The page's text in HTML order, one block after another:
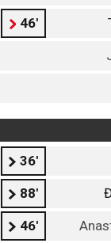
46'
36'
88'
46'